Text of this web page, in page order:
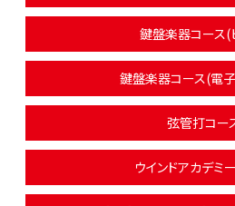
鍵盤楽器コース(
鍵盤楽器コース(電
弦管打コー
ウインドアカデミ